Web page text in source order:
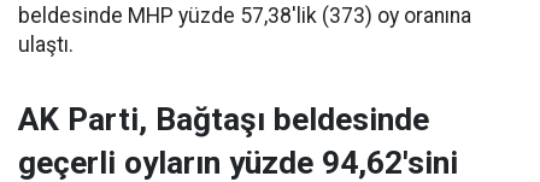
beldesinde MHP yüzde 57,38'lik (373) oy oranına
ulaştı.
AK Parti, Bağtaşı beldesinde
geçerli oyların yüzde 94,62'sini